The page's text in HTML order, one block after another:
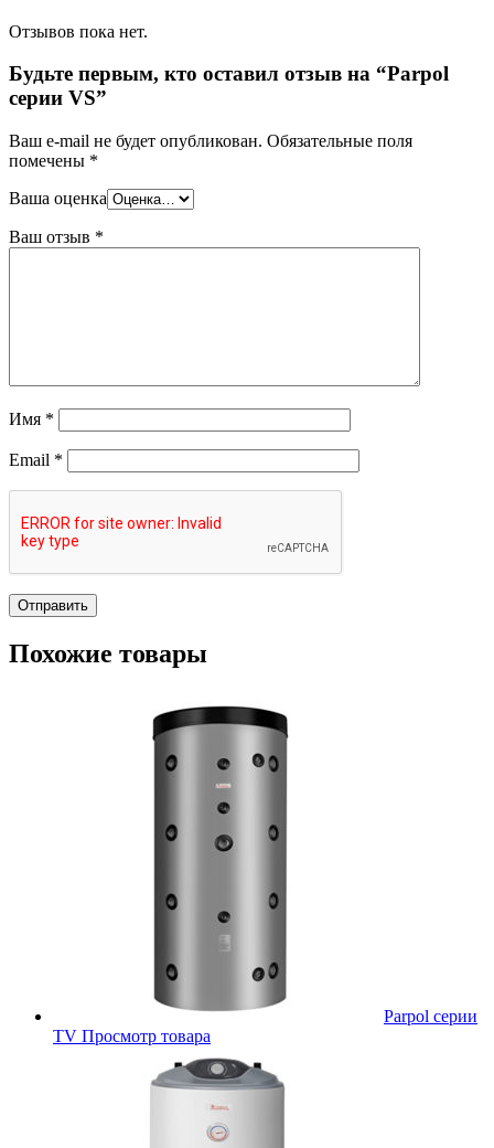
Отзывов пока нет.
Будьте первым, кто оставил отзыв на “Parpol
серии VS”
Ваш e-mail не будет опубликован. Обязательные поля
помечены *
Ваша оценка
Ваш отзыв *
Имя *
Email *
Похожие товары
Parpol серии
TV Просмотр товара